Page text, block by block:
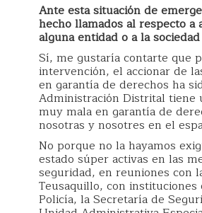
Ante esta situación de
hecho llamados al respecto a
alguna entidad o a la
Sí, me gustaría contarte que
intervención, el accionar de
en garantía de derechos ha
Administración Distrital tiene
muy mala en garantía de
nosotras y nosotres en el
No porque no la hayamos
estado súper activas en las
seguridad, en reuniones con
Teusaquillo, con instituciones
Policía, la Secretaría de